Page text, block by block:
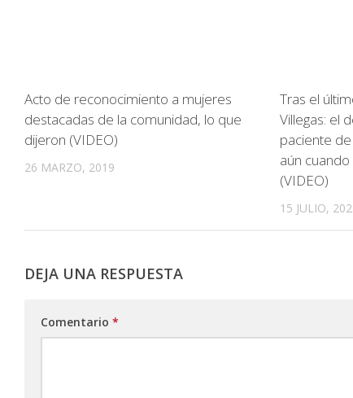
Acto de reconocimiento a mujeres
destacadas de la comunidad, lo que
dijeron (VIDEO)
26 MARZO, 2019
Tras el
Villegas: el
paciente
aún
(VIDEO)
15 JULIO,
DEJA UNA RESPUESTA
Comentario *